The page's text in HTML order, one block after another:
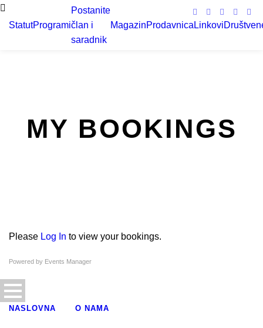
StatutProgrami
Postanite
član i
saradnik
MagazinProdavnica Linkovi
NASLOVNA O NAMA
MY BOOKINGS
Please Log In to view your bookings.
Powered by Events Manager